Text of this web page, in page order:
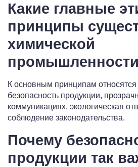
Какие главные
принципы
химической
К основным принципам относятся
безопасность продукции,
коммуникациях, экологическая
соблюдение законодательства.
Почему
продукции так